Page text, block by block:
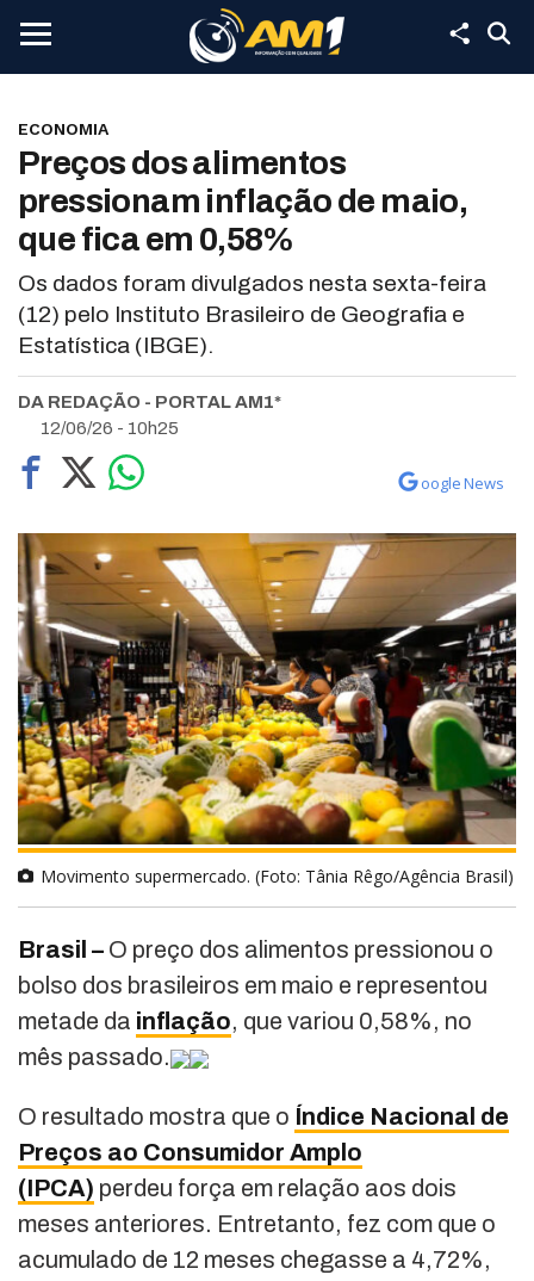
ECONOMIA
Preços dos alimentos
pressionam inflação de maio,
que fica em 0,58%
Os dados foram divulgados nesta sexta-feira
(12) pelo Instituto Brasileiro de Geografia e
Estatística (IBGE).
DA REDAÇÃO - PORTAL AM1*
12/06/26 - 10h25
oogle News
Movimento supermercado. (Foto: Tânia Rêgo/Agência Brasil)
Brasil – O preço dos alimentos pressionou o
bolso dos brasileiros em maio e representou
metade da inflação, que variou 0,58%, no
mês passado.
O resultado mostra que o Índice Nacional de
Preços ao Consumidor Amplo
(IPCA) perdeu força em relação aos dois
meses anteriores. Entretanto, fez com que o
acumulado de 12 meses chegasse a 4,72%,